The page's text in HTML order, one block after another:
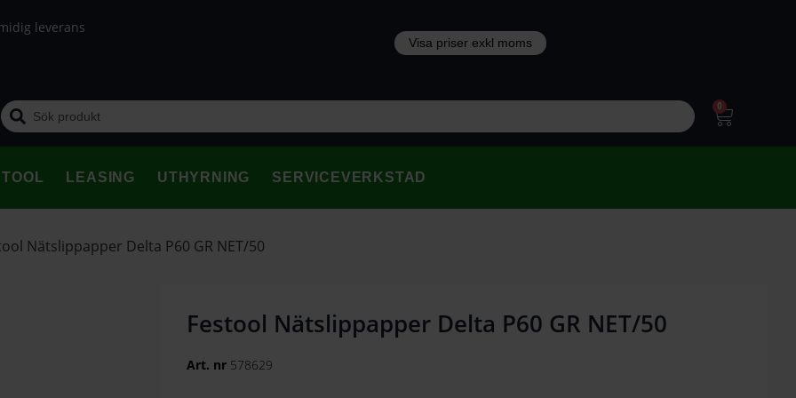
leverans
0
LEASING UTHYRNING SERVICEVERKSTAD
Nätslippapper Delta P60 GR NET/50
Festool Nätslippapper Delta P60 GR NET/50
Art. nr 578629